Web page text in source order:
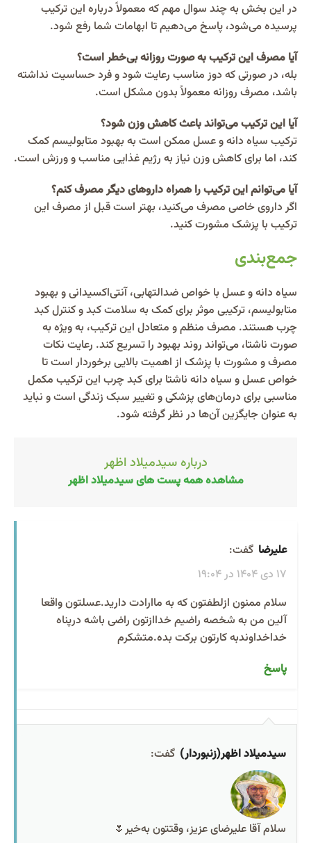
در این بخش به چند سوال مهم که معمولاً درباره این ترکیب
پرسیده می‌شود، پاسخ می‌دهیم تا ابهامات شما رفع شود.
آیا مصرف این ترکیب به صورت روزانه بی‌خطر است؟
بله، در صورتی که دوز مناسب رعایت شود و فرد حساسیت نداشته
باشد، مصرف روزانه معمولاً بدون مشکل است.
آیا این ترکیب می‌تواند باعث کاهش وزن شود؟
ترکیب سیاه دانه و عسل ممکن است به بهبود متابولیسم کمک
کند، اما برای کاهش وزن نیاز به رژیم غذایی مناسب و ورزش است.
آیا می‌توانم این ترکیب را همراه داروهای دیگر مصرف کنم؟
اگر داروی خاصی مصرف می‌کنید، بهتر است قبل از مصرف این
ترکیب با پزشک مشورت کنید.
جمع‌بندی
سیاه دانه و عسل با خواص ضدالتهابی، آنتی‌اکسیدانی و بهبود
متابولیسم، ترکیبی موثر برای کمک به سلامت کبد و کنترل کبد
چرب هستند. مصرف منظم و متعادل این ترکیب، به ویژه به
صورت ناشتا، می‌تواند روند بهبود را تسریع کند. رعایت نکات
مصرف و مشورت با پزشک از اهمیت بالایی برخوردار است تا
خواص عسل و سیاه دانه ناشتا برای کبد چرب این ترکیب مکمل
مناسبی برای درمان‌های پزشکی و تغییر سبک زندگی است و نباید
به عنوان جایگزین آن‌ها در نظر گرفته شود.
درباره سیدمیلاد اظهر
مشاهده همه پست های سیدمیلاد اظهر
علیرضا گفت:
17 دی 1404 در 19:04
سلام ممنون ازلطفتون که به ماارادت دارید.عسلتون واقعا
آلین من به شخصه راضیم خداازتون راضی باشه درپناه
خداخداوندبه کارتون برکت بده.متشکرم
پاسخ
سیدمیلاد اظهر(زنبوردار) گفت:
سلام آقا علیرضای عزیز، وقتتون به‌خیر🌷